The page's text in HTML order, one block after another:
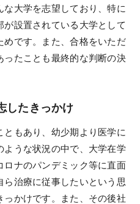
大学を志望しており、特に
設置されている大学として
です。また、合格をいただ
ったことも最終的な判断の決
したきっかけ
もあり、幼少期より医学に
ような状況の中で、大学在学
ナのパンデミック等に直面
ら治療に従事したいという思
かけです。また、その後社